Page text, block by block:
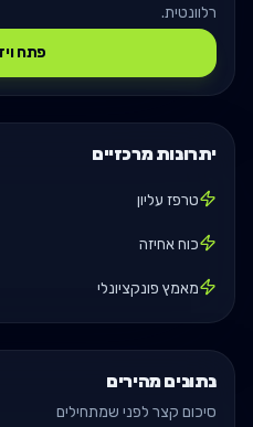
רלוונטית.
פתח
יתרונות מרכזיים
טרפז עליון
כוח אחיזה
מאמץ פונקציונלי
נתונים מהירים
סיכום קצר לפני שמתחילים